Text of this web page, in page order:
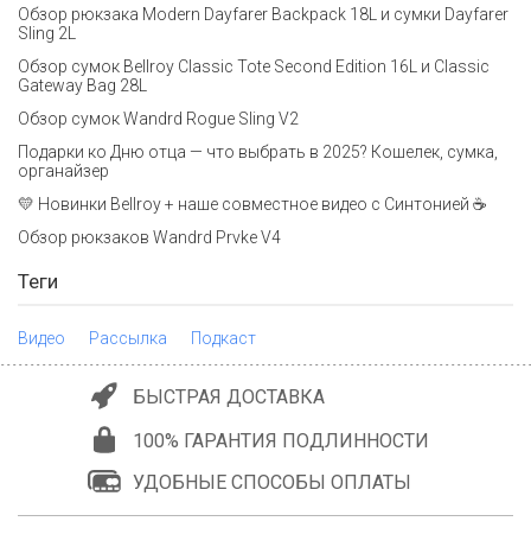
Обзор рюкзака Modern Dayfarer Backpack 18L и сумки Dayfarer
Sling 2L
Обзор сумок Bellroy Classic Tote Second Edition 16L и Classic
Gateway Bag 28L
Обзор сумок Wandrd Rogue Sling V2
Подарки ко Дню отца — что выбрать в 2025? Кошелек, сумка,
органайзер
💛 Новинки Bellroy + наше совместное видео с Синтонией ☕
Обзор рюкзаков Wandrd Prvke V4
Теги
Видео Рассылка Подкаст
БЫСТРАЯ ДОСТАВКА
100% ГАРАНТИЯ ПОДЛИННОСТИ
УДОБНЫЕ СПОСОБЫ ОПЛАТЫ